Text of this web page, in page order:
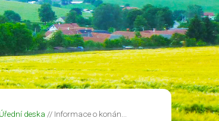
Úřední deska // Informace o konán...